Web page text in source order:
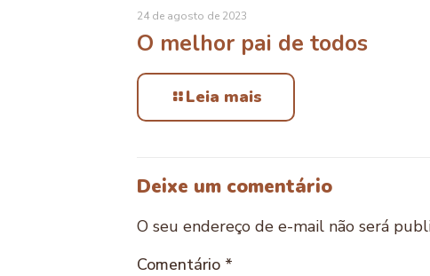
24 de agosto de 2023
O melhor pai de todos
Leia mais
Deixe um comentário
O seu endereço de e-mail não será
Comentário *